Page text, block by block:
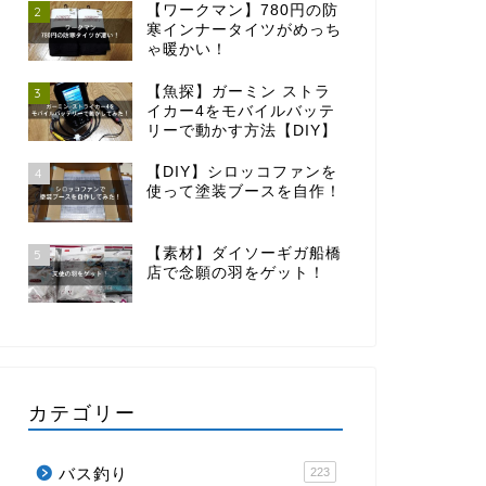
2
【ワークマン】780円の防
寒インナータイツがめっち
ゃ暖かい！
3
【魚探】ガーミン ストラ
イカー4をモバイルバッテ
リーで動かす方法【DIY】
4
【DIY】シロッコファンを
使って塗装ブースを自作！
5
【素材】ダイソーギガ船橋
店で念願の羽をゲット！
カテゴリー
バス釣り 223